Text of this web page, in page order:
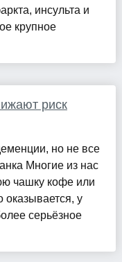
инсульта и
крупное
риск
но не все
Многие из нас
чашку кофе или
оказывается, у
серьёзное